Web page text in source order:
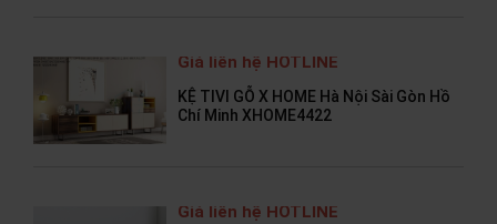
Giá liên hệ HOTLINE
KỆ TIVI GỖ X HOME Hà Nội Sài Gòn Hồ
Chí Minh XHOME4422
Giá liên hệ HOTLINE